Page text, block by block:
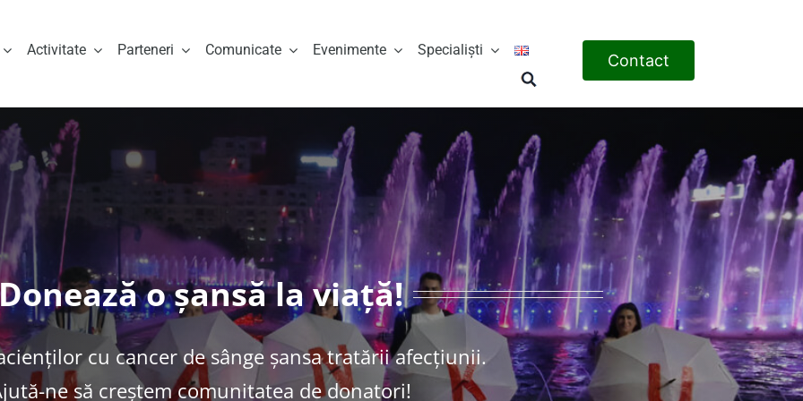
Activitate Parteneri Comunicate Evenimente Specialiști
Contact
o șansă la viață!
cu cancer de sânge șansa tratării afecțiunii.
ne să creștem comunitatea de donatori!